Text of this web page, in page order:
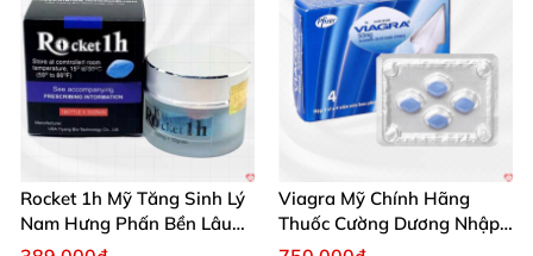
Viên uống Casilas 20mg trị xuất tinh sớm kéo dài quan hệ
Viên uống Casilas 20mg trị xuất tinh sớm kéo dài quan hệ
Đừng chần chừ, hãy chọn Casilas 20mg ngay hôm
Rocket 1h Mỹ Tăng Sinh Lý
Nam Hưng Phấn Bền Lâu
Mạnh Mẽ
Viagra Mỹ Chính Hãng
Thuốc Cường Dương Nhập
Khẩu Chính Ngạch